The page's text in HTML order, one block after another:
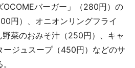
バーガー」（280円）の
円）、オニオンリングフライ
野菜のおみそ汁（250円）、キャ
ージュスープ（450円）などのサ